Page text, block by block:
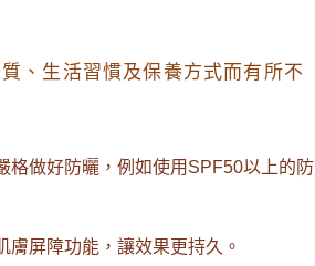
、生活習慣及保養方式而有所不
格做好防曬，例如使用SPF50以上的防
屏障功能，讓效果更持久。